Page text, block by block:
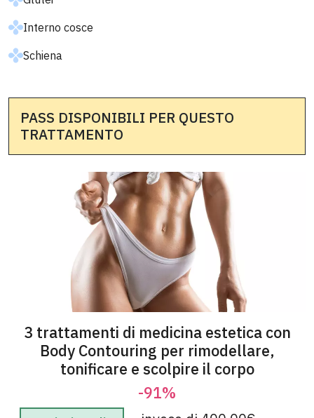
Interno cosce
Schiena
PASS DISPONIBILI PER QUESTO
TRATTAMENTO
3 trattamenti di medicina estetica con
Body Contouring per rimodellare,
tonificare e scolpire il corpo
-91%